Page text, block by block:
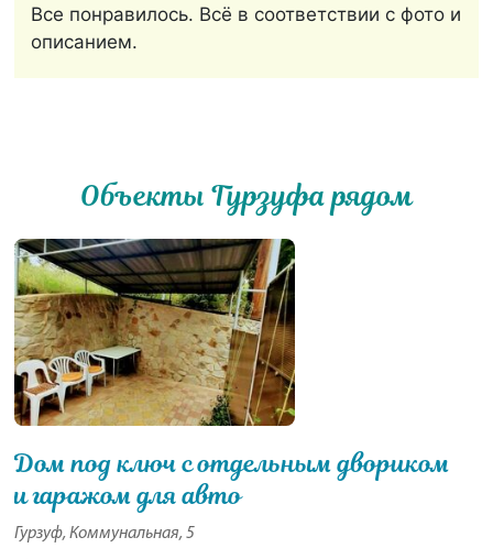
Все понравилось. Всё в соответствии с фото и
описанием.
Объекты Гурзуфа рядом
Дом под ключ с отдельным двориком
и гаражом для авто
Гурзуф, Коммунальная, 5